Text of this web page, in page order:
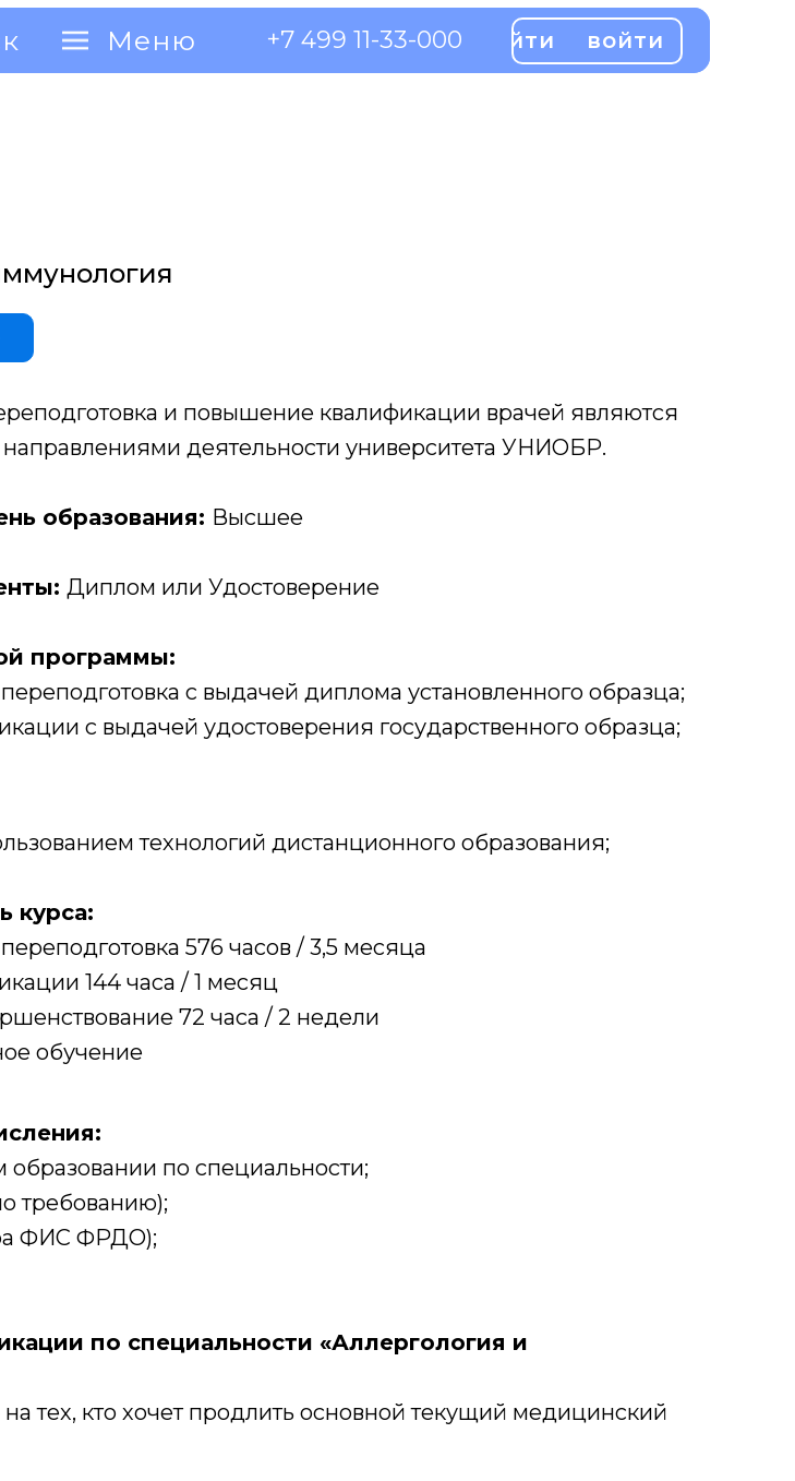
+7 499 11-33-000войти войти
Меню +7 499 11-33-000войти войти
Меню
и повышение квалификации врачей являются
деятельности университета УНИОБР.
образования: Высшее
Диплом или Удостоверение
программы:
с выдачей диплома установленного образца;
с выдачей удостоверения государственного образца;
технологий дистанционного образования;
курса:
576 часов / 3,5 месяца
144 часа / 1 месяц
72 часа / 2 недели
обучение
по специальности;
требованию);
ФИС ФРДО);
по специальности «Аллергология и
тех, кто хочет продлить основной текущий медицинский